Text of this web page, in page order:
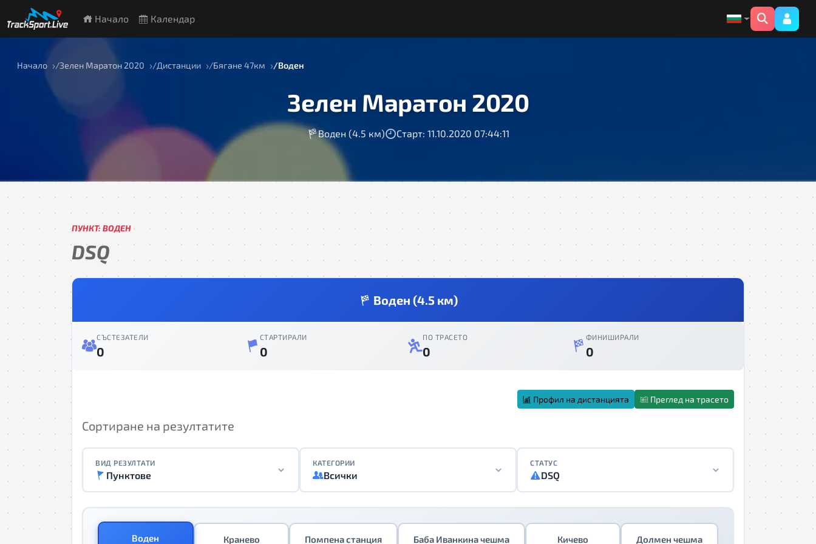
Начало Календар
Начало Зелен Маратон 2020 Дистанции Бягане 47км Воден
Зелен Маратон 2020
Воден (4.5 км) Старт: 11.10.2020 07:44:11
ПУНКТ: ВОДЕН
DSQ
Воден (4.5 км)
СЪСТЕЗАТЕЛИ
0
СТАРТИРАЛИ
0
ПО ТРАСЕТО
0
ФИНИШИРАЛИ
0
Преглед на трасето
Профил на дистанцията
Сортиране на резултатите
ВИД РЕЗУЛТАТИ
Пунктове
КАТЕГОРИИ
Всички
СТАТУС
DSQ
Воден Кранево Помпена станция Баба Иванкина чешма Кичево Долмен чешма